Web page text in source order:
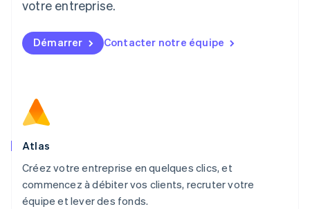
votre entreprise.
Démarrer Contacter notre équipe
Atlas
Créez votre entreprise en quelques clics, et
commencez à débiter vos clients, recruter votre
équipe et lever des fonds.
FrançaisDeutschEnglish
English简体中文
Malte
English
Nouvelle-Zélande
English
NederlandsEnglish
Pologne
English